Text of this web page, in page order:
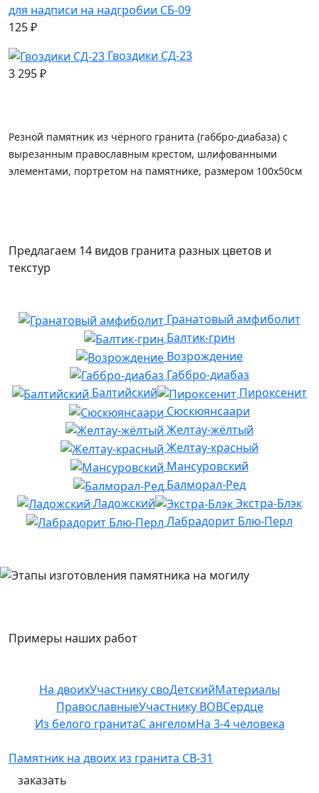
для надписи на надгробии СБ-09
125₽
Гвоздики СД-23
3 295₽
Резной памятник из чёрного гранита (габбро-диабаза) с
вырезанным православным крестом, шлифованными
элементами, портретом на памятнике, размером 100х50см
Предлагаем 14 видов гранита разных цветов и
текстур
Гранатовый амфиболит
Балтик-грин
Возрождение
Габбро-диабаз
Балтийский
Пироксенит
Сюскюянсаари
Желтау-жёлтый
Желтау-красный
Мансуровский
Балморал-Ред
Ладожский
Экстра-Блэк
Лабрадорит Блю-Перл
Примеры наших работ
На двоихУчастнику своДетскийМатериалы
ПравославныеУчастнику ВОВСердце
Из белого гранитаС ангеломНа 3-4 человека
Памятник на двоих из гранита СВ-31
заказать